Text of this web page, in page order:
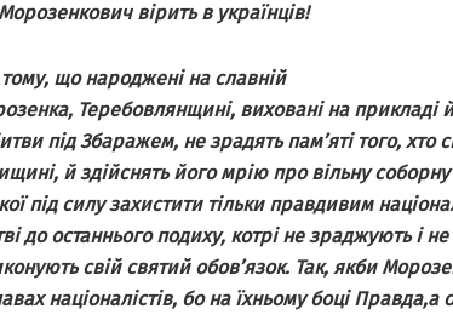
вірить в українців!
що народжені на славній
Теребовлянщині, виховані на прикладі
під Збаражем, не зрадять пам’яті того, хто
й здійснять його мрію про вільну соборну
під силу захистити тільки правдивим
до останнього подиху, котрі не зраджують і
свій святий обов’язок. Так, якби
націоналістів, бо на їхньому боці